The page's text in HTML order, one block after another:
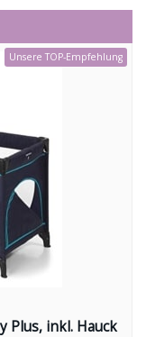
Unsere TOP-Empfehlung
Plus, inkl. Hauck